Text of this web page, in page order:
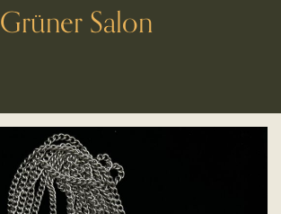
Grüner Salon